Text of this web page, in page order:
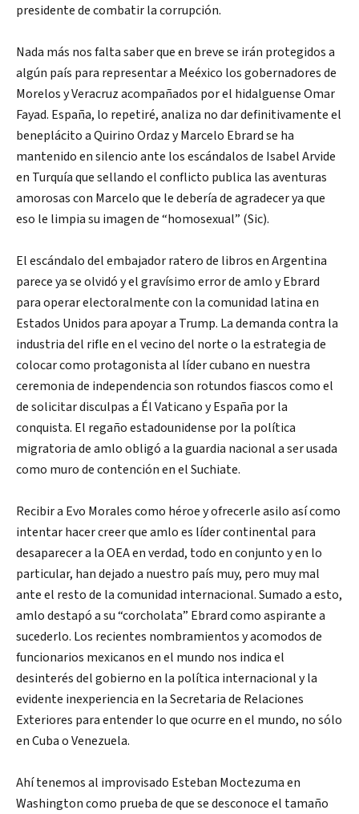
presidente de combatir la corrupción.
Nada más nos falta saber que en breve se irán protegidos a
algún país para representar a Meéxico los gobernadores de
Morelos y Veracruz acompañados por el hidalguense Omar
Fayad. España, lo repetiré, analiza no dar definitivamente el
beneplácito a Quirino Ordaz y Marcelo Ebrard se ha
mantenido en silencio ante los escándalos de Isabel Arvide
en Turquía que sellando el conflicto publica las aventuras
amorosas con Marcelo que le debería de agradecer ya que
eso le limpia su imagen de “homosexual” (Sic).
El escándalo del embajador ratero de libros en Argentina
parece ya se olvidó y el gravísimo error de amlo y Ebrard
para operar electoralmente con la comunidad latina en
Estados Unidos para apoyar a Trump. La demanda contra la
industria del rifle en el vecino del norte o la estrategia de
colocar como protagonista al líder cubano en nuestra
ceremonia de independencia son rotundos fiascos como el
de solicitar disculpas a Él Vaticano y España por la
conquista. El regaño estadounidense por la política
migratoria de amlo obligó a la guardia nacional a ser usada
como muro de contención en el Suchiate.
Recibir a Evo Morales como héroe y ofrecerle asilo así como
intentar hacer creer que amlo es líder continental para
desaparecer a la OEA en verdad, todo en conjunto y en lo
particular, han dejado a nuestro país muy, pero muy mal
ante el resto de la comunidad internacional. Sumado a esto,
amlo destapó a su “corcholata” Ebrard como aspirante a
sucederlo. Los recientes nombramientos y acomodos de
funcionarios mexicanos en el mundo nos indica el
desinterés del gobierno en la política internacional y la
evidente inexperiencia en la Secretaria de Relaciones
Exteriores para entender lo que ocurre en el mundo, no sólo
en Cuba o Venezuela.
Ahí tenemos al improvisado Esteban Moctezuma en
Washington como prueba de que se desconoce el tamaño